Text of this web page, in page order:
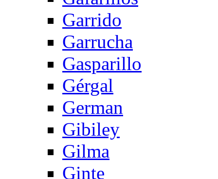
Garrido
Garrucha
Gasparillo
Gérgal
German
Gibiley
Gilma
Ginte